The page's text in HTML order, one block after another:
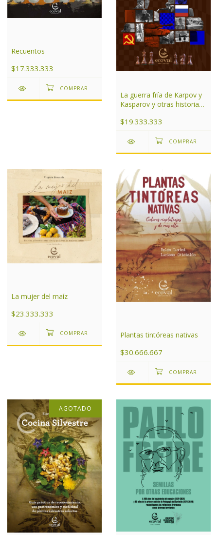
Recuentos
$17.333.333
La guerra fría de Karpov y
Kasparov y otras historias
$19.333.333
La mujer del maíz
$23.333.333
Plantas tintóreas nativas
$30.666.667
AGOTADO